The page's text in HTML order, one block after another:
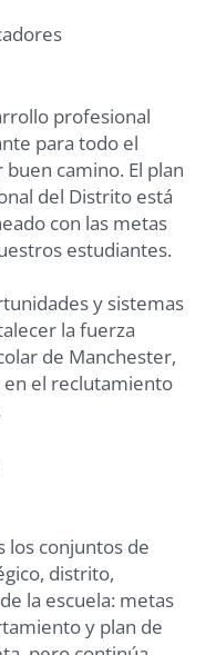
profesional
para todo el
camino. El plan
del Distrito está
con las metas
estudiantes.
y sistemas
la fuerza
de Manchester,
el reclutamiento
los conjuntos de
distrito,
la escuela: metas
y plan de